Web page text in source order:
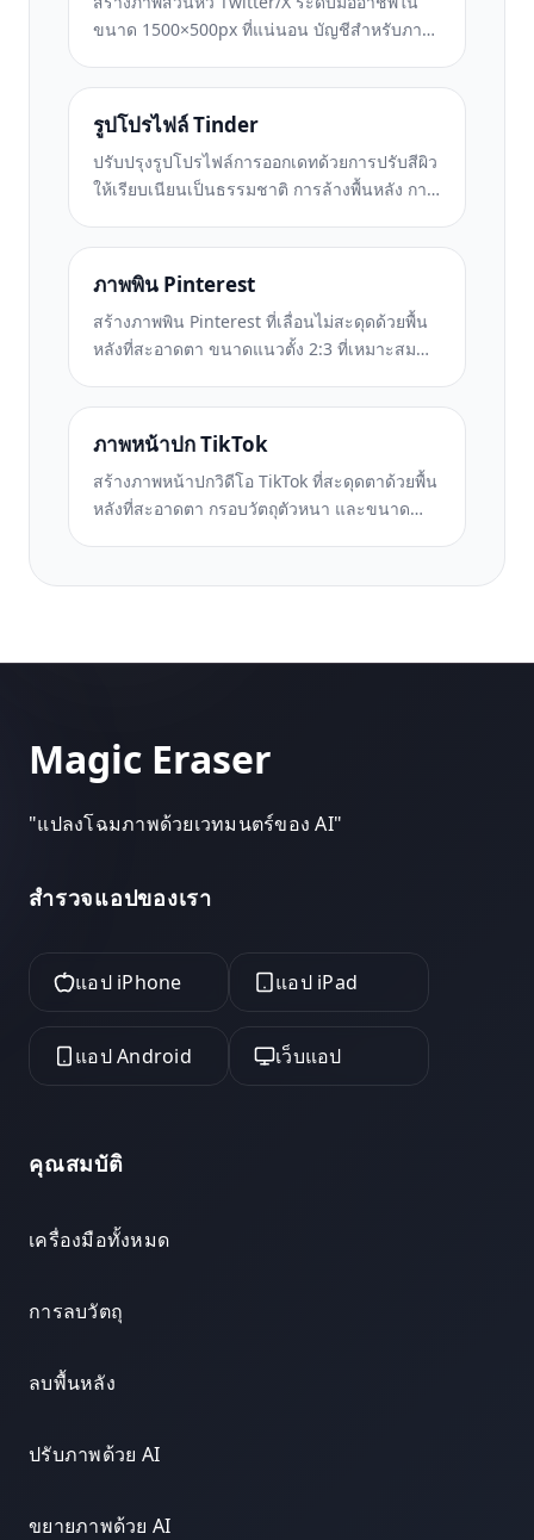
ขนาด 1500×500px ที่แน่นอน บัญชีสำหรับภาพ
โหมดสว่าง
รูปโปรไฟล์ Tinder
ปรับปรุงรูปโปรไฟล์การออกเดทด้วยการปรับสีผิว
ให้เรียบเนียนเป็นธรรมชาติ การล้างพื้นหลัง การ
สมจริง — ไม่มีการกรอง
ภาพพิน Pinterest
สร้างภาพพิน Pinterest ที่เลื่อนไม่สะดุดด้วยพื้น
หลังที่สะอาดตา ขนาดแนวตั้ง 2:3 ที่เหมาะสม
หมุด
ภาพหน้าปก TikTok
สร้างภาพหน้าปกวิดีโอ TikTok ที่สะดุดตาด้วยพื้น
หลังที่สะอาดตา กรอบวัตถุตัวหนา และขนาด
Magic Eraser
"แปลงโฉมภาพด้วยเวทมนตร์ของ AI"
สำรวจแอปของเรา
แอป iPhone แอป iPad
แอป Android เว็บแอป
คุณสมบัติ
เครื่องมือทั้งหมด
การลบวัตถุ
ลบพื้นหลัง
ปรับภาพด้วย AI
ขยายภาพด้วย AI